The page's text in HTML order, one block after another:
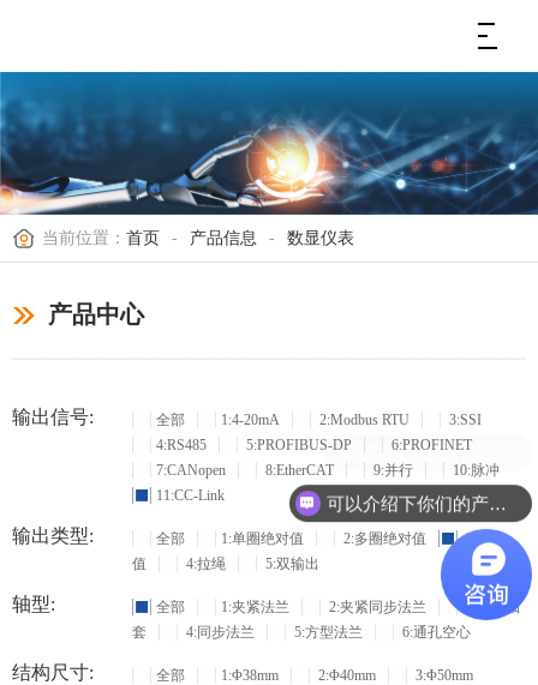
当前位置： 首页 - 产品信息 - 数显仪表
产品中心
输出信号: 全部 1:4-20mA 2:Modbus RTU
3:SSI
4:RS485
5:PROFIBUS-DP
6:PROFINET
7:CANopen
8:EtherCAT 9:并行
10:脉冲
11:CC-Link
输出类型: 全部 1:单圈绝对值 2:多圈绝对值
3:增量
值
4:拉绳 5:双输出
轴型: 全部 1:夹紧法兰 2:夹紧同步法兰
3:盲孔轴
套
4:同步法兰 5:方型法兰 6:通孔空心
结构尺寸: 全部 1:Φ38mm 2:Φ40mm
3:Φ50mm
可以介绍下你们的产品么？
现在有优惠活动么？